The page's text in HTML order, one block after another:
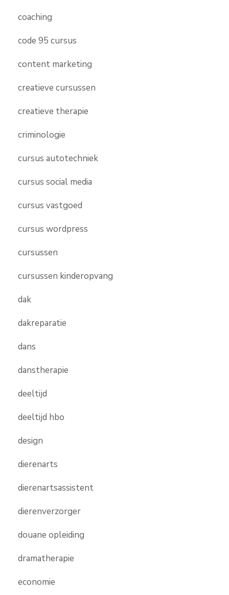
coaching
code 95 cursus
content marketing
creatieve cursussen
creatieve therapie
criminologie
cursus autotechniek
cursus social media
cursus vastgoed
cursus wordpress
cursussen
cursussen kinderopvang
dak
dakreparatie
dans
danstherapie
deeltijd
deeltijd hbo
design
dierenarts
dierenartsassistent
dierenverzorger
douane opleiding
dramatherapie
economie